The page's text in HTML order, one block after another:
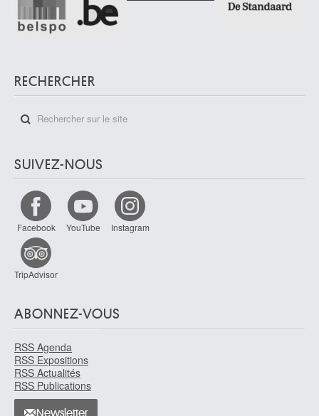
RECHERCHER
SUIVEZ-NOUS
Facebook YouTube Instagram
TripAdvisor
ABONNEZ-VOUS
RSS Agenda
RSS Expositions
RSS Actualités
RSS Publications
Newsletter